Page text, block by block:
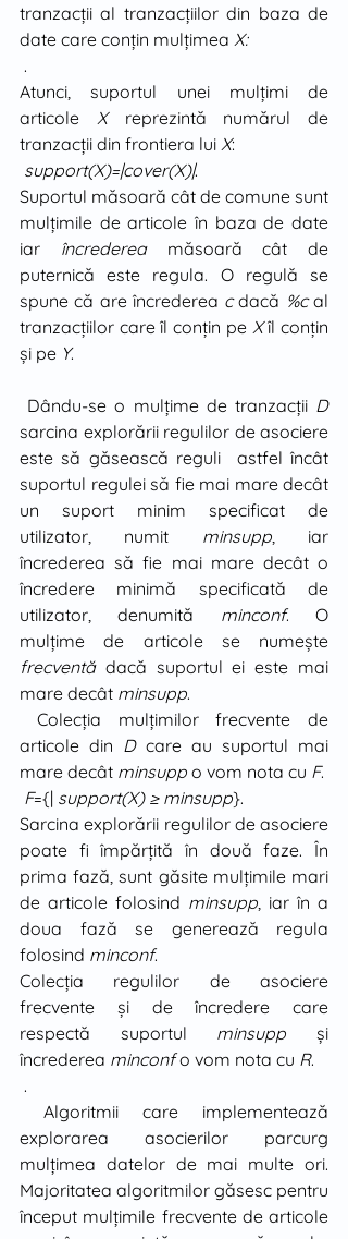
tranzacţii al tranzacţiilor din baza de
date care conţin mulţimea X:
.
Atunci, suportul unei mulţimi de
articole X reprezintă numărul de
tranzacţii din frontiera lui X:
support(X)=|cover(X)|.
Suportul măsoară cât de comune sunt
mulţimile de articole în baza de date
iar încrederea măsoară cât de
puternică este regula. O regulă se
spune că are încrederea c dacă %c al
tranzacţiilor care îl conţin pe X îl conţin
şi pe Y.
Dându-se o mulţime de tranzacţii D
sarcina explorării regulilor de asociere
este să găsească reguli  astfel încât
suportul regulei să fie mai mare decât
un suport minim specificat de
utilizator, numit minsupp, iar
încrederea să fie mai mare decât o
încredere minimă specificată de
utilizator, denumită minconf. O
frecventă dacă suportul ei este mai
mare decât minsupp.
articole din D care au suportul mai
mare decât minsupp o vom nota cu F.
F={| support(X) ≥ minsupp}.
Sarcina explorării regulilor de asociere
poate fi împărţită în două faze. În
prima fază, sunt găsite mulţimile mari
de articole folosind minsupp , iar în a
doua fază se generează regula
folosind minconf.
Colecţia regulilor de asociere
frecvente şi de încredere care
respectă suportul minsupp şi
încrederea minconf o vom nota cu R.
.
explorarea asocierilor parcurg
mulţimea datelor de mai multe ori.
Majoritatea algoritmilor găsesc pentru
început mulţimile frecvente de articole